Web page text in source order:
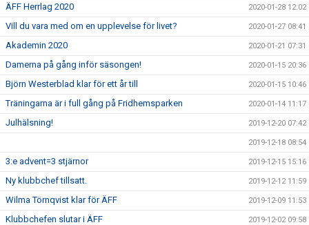
ÄFF Herrlag 2020 2020-01-28 12:02
Vill du vara med om en upplevelse för livet? 2020-01-27 08:41
Akademin 2020 2020-01-21 07:31
Damerna på gång inför säsongen! 2020-01-15 20:36
Björn Westerblad klar för ett år till 2020-01-15 10:46
Träningarna är i full gång på Fridhemsparken 2020-01-14 11:17
Julhälsning! 2019-12-20 07:42
2019-12-18 08:54
3:e advent=3 stjärnor 2019-12-15 15:16
Ny klubbchef tillsatt. 2019-12-12 11:59
Wilma Törnqvist klar för ÄFF 2019-12-09 11:53
Klubbchefen slutar i ÄFF 2019-12-02 09:58